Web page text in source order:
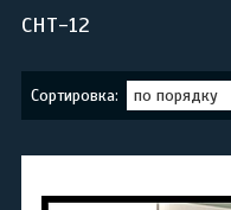
СНТ-12